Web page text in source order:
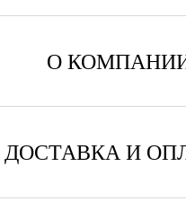
О
ДОСТАВКА И